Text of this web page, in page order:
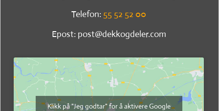
Telefon: 55 52 52 00
Epost: post@dekkogdeler.com
Klikk på "Jeg godtar" for å aktivere Google